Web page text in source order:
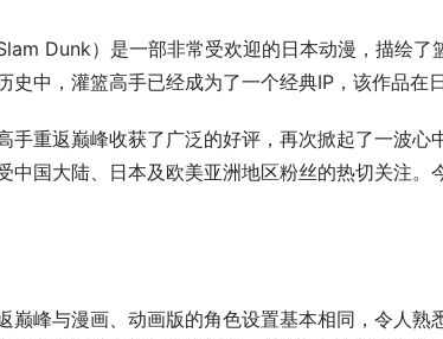
Dunk）是一部非常受欢迎的日本动漫，描绘
史中，灌篮高手已经成为了一个经典IP，该作品在
手重返巅峰收获了广泛的好评，再次掀起了一波
中国大陆、日本及欧美亚洲地区粉丝的热切关注
巅峰与漫画、动画版的角色设置基本相同，令人